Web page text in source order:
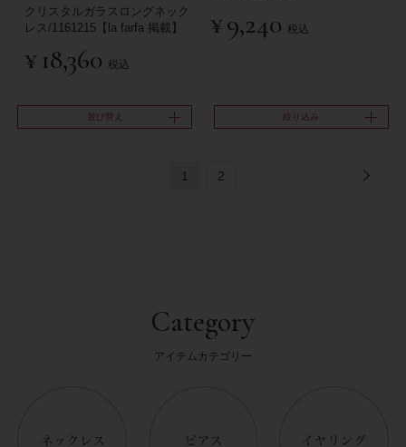
クリスタルガラスロングネック
レス/1161215【la farfa 掲載】
¥ 18,360 税込
¥9,240 税込
並び替え 絞り込み
1 2
Category
アイテムカテゴリー